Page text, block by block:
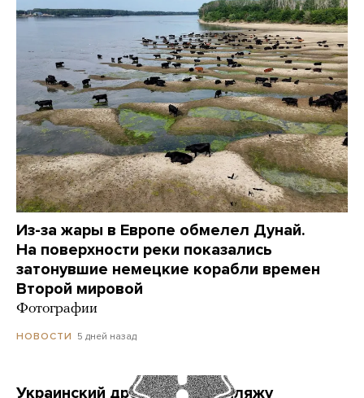
Из-за жары в Европе обмелел Дунай.
На поверхности реки показались
затонувшие немецкие корабли времен
Второй мировой
Фотографии
НОВОСТИ 5 дней назад
Украинский дрон попал по пляжу